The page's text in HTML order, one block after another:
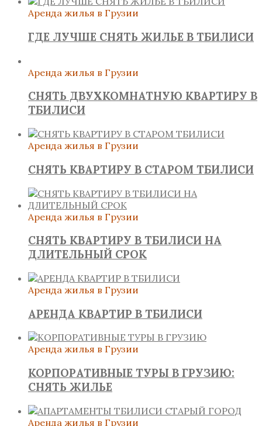
Аренда жилья в Грузии
ГДЕ ЛУЧШЕ СНЯТЬ ЖИЛЬЕ В ТБИЛИСИ
Аренда жилья в Грузии
СНЯТЬ ДВУХКОМНАТНУЮ КВАРТИРУ В
ТБИЛИСИ
Аренда жилья в Грузии
СНЯТЬ КВАРТИРУ В СТАРОМ ТБИЛИСИ
Аренда жилья в Грузии
СНЯТЬ КВАРТИРУ В ТБИЛИСИ НА
ДЛИТЕЛЬНЫЙ СРОК
Аренда жилья в Грузии
АРЕНДА КВАРТИР В ТБИЛИСИ
Аренда жилья в Грузии
КОРПОРАТИВНЫЕ ТУРЫ В ГРУЗИЮ:
СНЯТЬ ЖИЛЬЕ
Аренда жилья в Грузии